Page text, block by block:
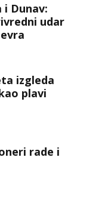
i Dunav:
udar
izgleda
plavi
rade i